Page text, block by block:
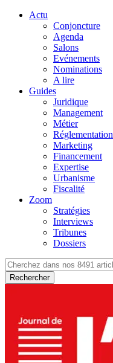
Actu
Conjoncture
Agenda
Salons
Evénements
Nominations
A lire
Guides
Juridique
Management
Métier
Réglementation
Marketing
Financement
Expertise
Urbanisme
Fiscalité
Zoom
Stratégies
Interviews
Tribunes
Dossiers
Rechercher